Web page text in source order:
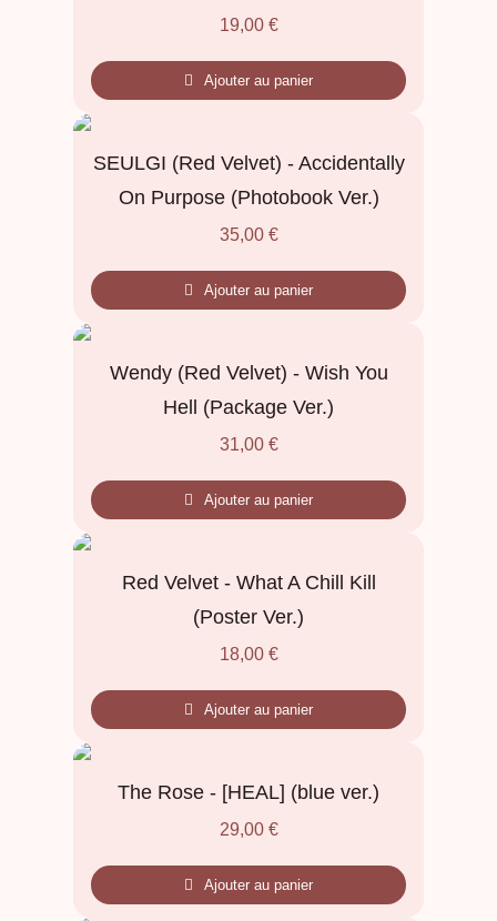
19,00 €
Ajouter au panier
SEULGI (Red Velvet) - Accidentally
On Purpose (Photobook Ver.)
35,00 €
Ajouter au panier
Wendy (Red Velvet) - Wish You
Hell (Package Ver.)
31,00 €
Ajouter au panier
Red Velvet - What A Chill Kill
(Poster Ver.)
18,00 €
Ajouter au panier
The Rose - [HEAL] (blue ver.)
29,00 €
Ajouter au panier